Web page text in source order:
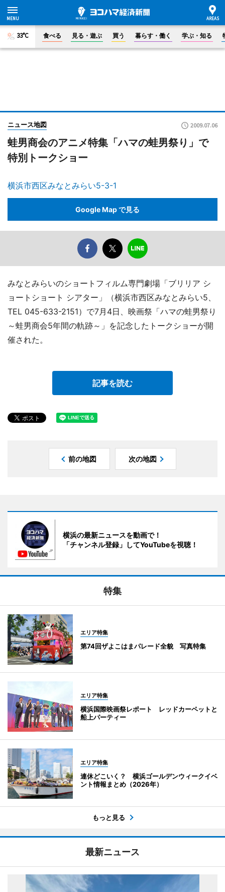
33°C 食べる 見る・遊ぶ 買う 暮らす・働く 学ぶ・知る
ニュース地図 2009.07.06
蛙男商会のアニメ特集「ハマの蛙男祭り」で
特別トークショー
横浜市西区みなとみらい5-3-1
Google Map で見る
みなとみらいのショートフィルム専門劇場「ブリリア シ
ョートショート シアター」（横浜市西区みなとみらい5、
TEL 045-633-2151）で7月4日、映画祭「ハマの蛙男祭り
～蛙男商会5年間の軌跡～」を記念したトークショーが開
催された。
記事を読む
前の地図 次の地図
横浜の最新ニュースを動画で！
「チャンネル登録」してYouTubeを視聴！
特集
エリア特集
第74回ザよこはまパレード全貌 写真特集
エリア特集
横浜国際映画祭レポート レッドカーペットと
船上パーティー
エリア特集
連休どこいく？ 横浜ゴールデンウィークイベ
ント情報まとめ（2026年）
もっと見る
最新ニュース